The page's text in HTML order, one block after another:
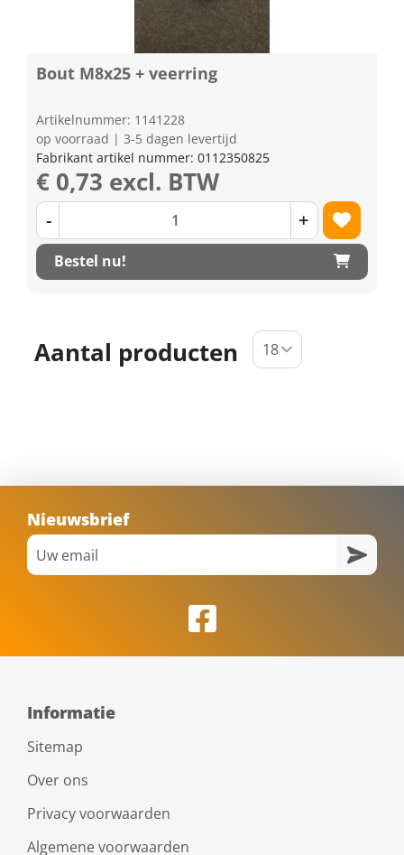
Bout M8x25 + veerring
Artikelnummer: 1141228
op voorraad | 3-5 dagen levertijd
Fabrikant artikel nummer: 0112350825
€ 0,73 excl. BTW
- +
Bestel nu!
Aantal producten
Nieuwsbrief
Informatie
Sitemap
Over ons
Privacy voorwaarden
Algemene voorwaarden